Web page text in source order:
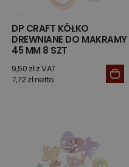
DP CRAFT KÓŁKO
DREWNIANE DO MAKRAMY
45 MM 8 SZT
9,50 zł z VAT
7,72 zł netto